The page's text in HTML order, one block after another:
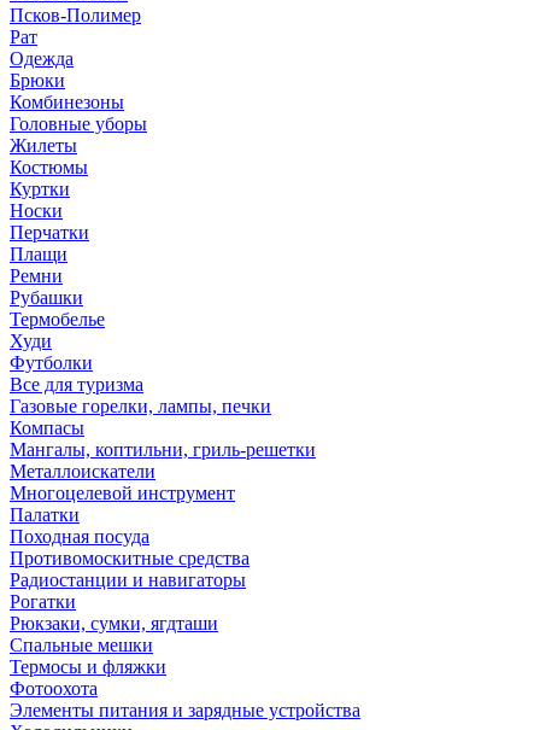
Псков-Полимер
Рат
Одежда
Брюки
Комбинезоны
Головные уборы
Жилеты
Костюмы
Куртки
Носки
Перчатки
Плащи
Ремни
Рубашки
Термобелье
Худи
Футболки
Все для туризма
Газовые горелки, лампы, печки
Компасы
Мангалы, коптильни, гриль-решетки
Металлоискатели
Многоцелевой инструмент
Палатки
Походная посуда
Противомоскитные средства
Радиостанции и навигаторы
Рогатки
Рюкзаки, сумки, ягдташи
Спальные мешки
Термосы и фляжки
Фотоохота
Элементы питания и зарядные устройства